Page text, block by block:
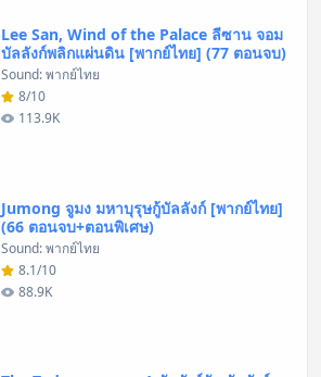
Lee San, Wind of the Palace ลีซาน จอม
บัลลังก์พลิกแผ่นดิน [พากย์ไทย] (77 ตอนจบ)
Sound: พากย์ไทย
8/10
113.9K
Jumong จูมง มหาบุรุษกู้บัลลังก์ [พากย์ไทย]
(66 ตอนจบ+ตอนพิเศษ)
Sound: พากย์ไทย
8.1/10
88.9K